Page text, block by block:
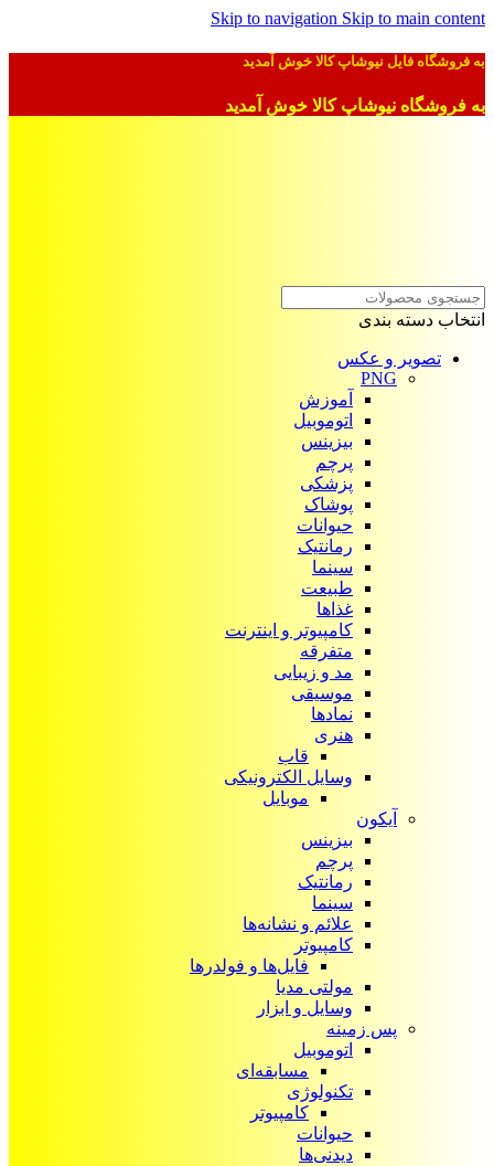
Skip to navigation Skip to main content
به فروشگاه فایل نیوشاپ کالا خوش آمدید
به فروشگاه نیوشاپ کالا خوش آمدید
انتخاب دسته بندی
تصویر و عکس
PNG
آموزش
اتوموبیل
بیزینس
پرچم
پزشکی
پوشاک
حیوانات
رمانتیک
سینما
طبیعت
غذاها
کامپیوتر و اینترنت
متفرقه
مد و زیبایی
موسیقی
نمادها
هنری
قاب
وسایل الکترونیکی
موبایل
آیکون‌
بیزینس
پرچم
رمانتیک
سینما
علائم و نشانه‌ها
کامپیوتر
فایل‌ها و فولدرها
مولتی مدیا
وسایل و ابزار
پس زمینه
اتوموبیل
مسابقه‌ای
تکنولوژی
کامپیوتر
حیوانات
دیدنی‌ها